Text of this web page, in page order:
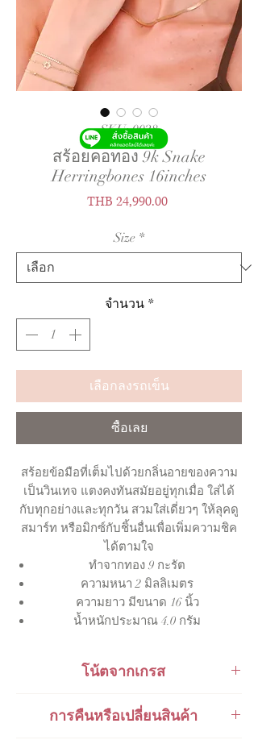
SKU: 0028
สร้อยคอทอง 9k Snake
Herringbones 16inches
THB 24,990.00ราคา
Size *
จำนวน *
เลือกลงรถเข็น
ซื้อเลย
สร้อยข้อมือที่เต็มไปด้วยกลิ่นอายของความ
เป็นวินเทจ แตงคงทันสมัยอยู่ทุกเมื่อ ใส่ได้
กับทุกอย่างและทุกวัน สวมใส่เดี่ยวๆ ให้ลุคดู
สมาร์ท หรือมิกซ์กับชิ้นอื่นเพื่อเพิ่มความชิค
ได้ตามใจ
ทำจากทอง 9 กะรัต
ความหนา 2 มิลลิเมตร
ความยาว มีขนาด 16 นิ้ว
น้ำหนักประมาณ 4.0 กรัม
โน้ตจากเกรส
การเลเยอร์สร้อยคอหลาย ๆ เส้นไว้ด้วย
กัน ควรเริ่มจากสร้อยที่ใส่ติดคอก่อน ซึ่ง
การคืนหรือเปลี่ยนสินค้า